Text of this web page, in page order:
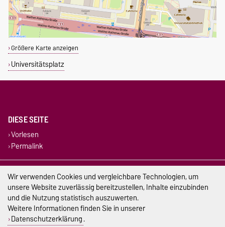
Größere Karte anzeigen
Universitätsplatz
DIESE SEITE
Vorlesen
Permalink
Datenschutz
Barrierefreiheit
Wir verwenden Cookies und vergleichbare Technologien, um
unsere Website zuverlässig bereitzustellen, Inhalte einzubinden
und die Nutzung statistisch auszuwerten.
Weitere Informationen finden Sie in unserer
Datenschutzerklärung.